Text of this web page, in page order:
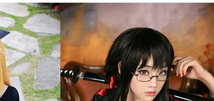
実写化映画一覧
男性声優/女性声優一覧
FOLLOW US